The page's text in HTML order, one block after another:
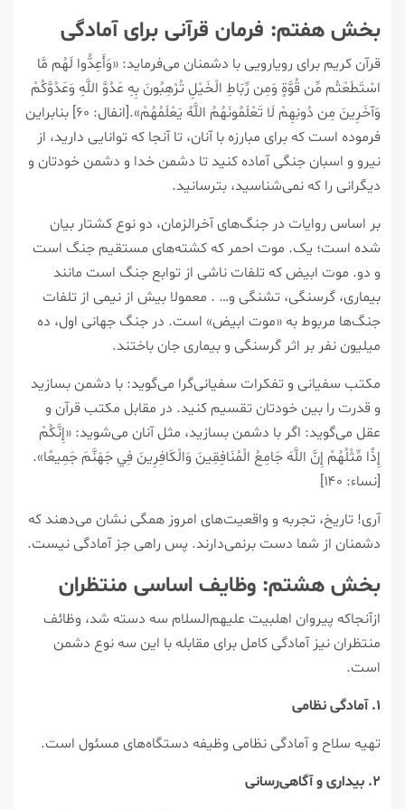
بخش هفتم: فرمان قرآنی برای آمادگی
قرآن کریم برای رویارویی با دشمنان می‌فرماید: «وَأَعِدُّوا لَهُم مَّا
اسْتَطَعْتُم مِّن قُوَّةٍ وَمِن رِّبَاطِ الْخَيْلِ تُرْهِبُونَ بِهِ عَدُوَّ اللَّهِ وَعَدُوَّكُمْ
وَآخَرِينَ مِن دُونِهِمْ لَا تَعْلَمُونَهُمُ اللَّهُ يَعْلَمُهُمْ».[انفال: ۶۰] بنابراین
فرموده است که برای مبارزه با آنان، تا آنجا که توانایی دارید، از
نیرو و اسبان جنگی آماده کنید تا دشمن خدا و دشمن خودتان و
دیگرانی را که نمی‌شناسید، بترسانید.
بر اساس روایات در جنگ‌های آخرالزمان، دو نوع کشتار بیان
شده است؛ یک. موت احمر که کشته‌های مستقیم جنگ است
و دو. موت ابیض که تلفات ناشی از توابع جنگ است مانند
بیماری، گرسنگی، تشنگی و… . معمولا بیش از نیمی از تلفات
جنگ‌ها مربوط به «موت ابیض» است. در جنگ جهانی اول، ده
میلیون نفر بر اثر گرسنگی و بیماری جان باختند.
مکتب سفیانی و تفکرات سفیانی‌گرا می‌گوید: با دشمن بسازید
و قدرت را بین خودتان تقسیم کنید. در مقابل مکتب قرآن و
عقل می‌گوید: اگر با دشمن بسازید، مثل آنان می‌شوید: «إِنَّكُمْ
إِذًا مِّثْلُهُمْ إِنَّ اللَّهَ جَامِعُ الْمُنَافِقِينَ وَالْكَافِرِينَ فِي جَهَنَّمَ جَمِيعًا».
[نساء: ۱۴۰]
آری! تاریخ، تجربه و واقعیت‌های امروز همگی نشان می‌دهند که
دشمنان از شما دست برنمی‌دارند. پس راهی جز آمادگی نیست.
بخش هشتم: وظایف اساسی منتظران
ازآنجاکه پیروان اهلبیت علیهم‌السلام سه دسته شد، وظائف
منتظران نیز آمادگی کامل برای مقابله با این سه نوع دشمن
است.
۱. آمادگی نظامی
تهیه سلاح و آمادگی نظامی وظیفه دستگاه‌های مسئول است.
۲. بیداری و آگاهی‌رسانی